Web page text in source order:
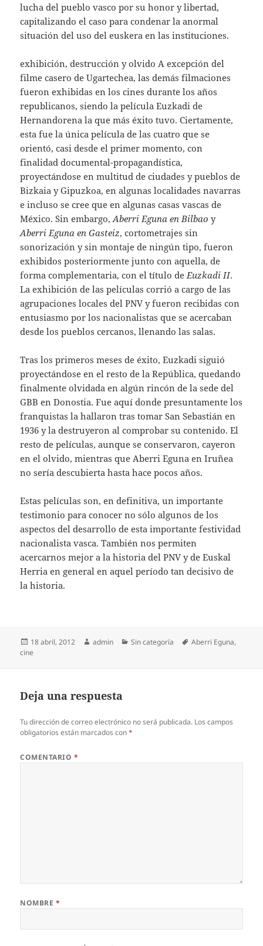
lucha del pueblo vasco por su honor y libertad,
capitalizando el caso para condenar la anormal
situación del uso del euskera en las instituciones.
exhibición, destrucción y olvido A excepción del
filme casero de Ugartechea, las demás filmaciones
fueron exhibidas en los cines durante los años
republicanos, siendo la película Euzkadi de
Hernandorena la que más éxito tuvo. Ciertamente,
esta fue la única película de las cuatro que se
orientó, casi desde el primer momento, con
finalidad documental-propagandística,
proyectándose en multitud de ciudades y pueblos de
Bizkaia y Gipuzkoa, en algunas localidades navarras
e incluso se cree que en algunas casas vascas de
México. Sin embargo,Aberri Eguna en Bilbao y
Aberri Eguna en Gasteiz, cortometrajes sin
sonorización y sin montaje de ningún tipo, fueron
exhibidos posteriormente junto con aquella, de
forma complementaria, con el título deEuzkadi II.
La exhibición de las películas corrió a cargo de las
agrupaciones locales del PNV y fueron recibidas con
entusiasmo por los nacionalistas que se acercaban
desde los pueblos cercanos, llenando las salas.
Tras los primeros meses de éxito, Euzkadi siguió
proyectándose en el resto de la República, quedando
finalmente olvidada en algún rincón de la sede del
GBB en Donostia. Fue aquí donde presuntamente los
franquistas la hallaron tras tomar San Sebastián en
1936 y la destruyeron al comprobar su contenido. El
resto de películas, aunque se conservaron, cayeron
en el olvido, mientras que Aberri Eguna en Iruñea
no sería descubierta hasta hace pocos años.
Estas películas son, en definitiva, un importante
testimonio para conocer no sólo algunos de los
aspectos del desarrollo de esta importante festividad
nacionalista vasca. También nos permiten
acercarnos mejor a la historia del PNV y de Euskal
Herria en general en aquel período tan decisivo de
la historia.
Publicado
el
18 abril, 2012 Autor
admin Categorías
Sin categoría Etiquetas
Aberri Eguna,
cine
Deja una respuesta
Tu dirección de correo electrónico no será publicada. Los campos
obligatorios están marcados con*
COMENTARIO *
NOMBRE *